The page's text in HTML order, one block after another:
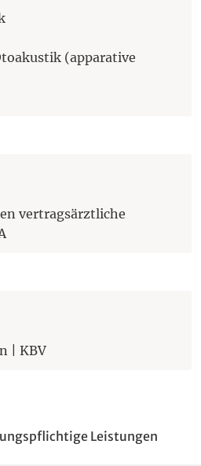
(apparative
vertragsärztliche
| KBV(Öffnet eine andere
Leistungen